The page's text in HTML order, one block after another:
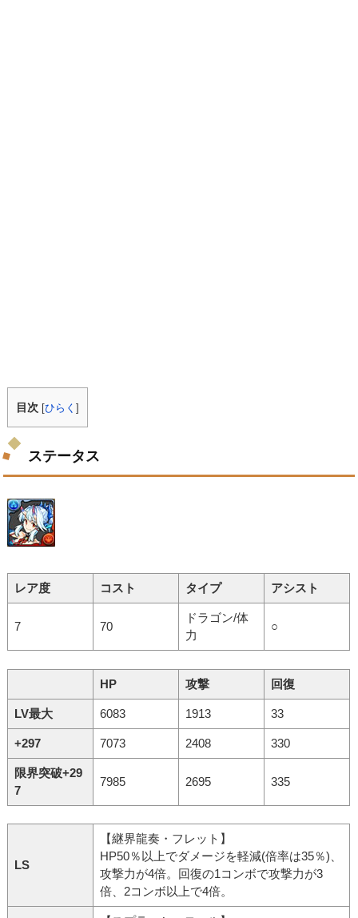
目次 [ひらく]
ステータス
レア度 コスト タイプ アシスト
7 70
ドラゴン/体
力
○
HP 攻撃 回復
LV最大 6083 1913 33
+297 7073 2408 330
限界突破+29
7
7985 2695 335
LS
【継界龍奏・フレット】
HP50％以上でダメージを軽減(倍率は35％)、
攻撃力が4倍。回復の1コンボで攻撃力が3
倍、2コンボ以上で4倍。